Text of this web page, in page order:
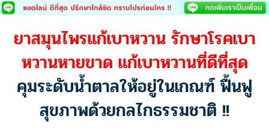
Skip
contentยาสมุนไพรแก้เบาหวาน รักษาโรคเบา
หวานหายขาด แก้เบาหวานที่ดีที่สุด
คุมระดับน้ำตาลให้อยู่ในเกณฑ์ ฟื้นฟู
สุขภาพด้วยกลไกธรรมชาติ !!